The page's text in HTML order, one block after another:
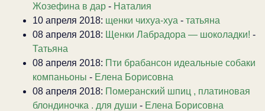
Жозефина в дар - Наталия
10 апреля 2018: щенки чихуа-хуа - татьяна
08 апреля 2018: Щенки Лабрадора — шоколадки! -
Татьяна
08 апреля 2018: Пти брабансон идеальные собаки
компаньоны - Елена Борисовна
08 апреля 2018: Померанский шпиц , платиновая
блондиночка . для души - Елена Борисовна